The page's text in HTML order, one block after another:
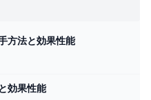
方法と効果性能
効果性能